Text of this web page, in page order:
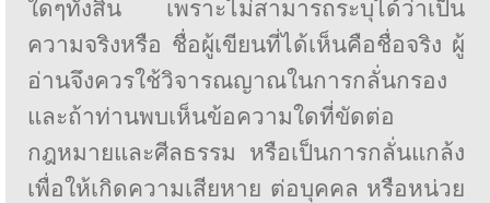
ใดๆทั้งสิ้น เพราะไม่สามารถระบุได้ว่าเป็น
ความจริงหรือ ชื่อผู้เขียนที่ได้เห็นคือชื่อจริง ผู้
อ่านจึงควรใช้วิจารณญาณในการกลั่นกรอง
และถ้าท่านพบเห็นข้อความใดที่ขัดต่อ
กฎหมายและศีลธรรม หรือเป็นการกลั่นแกล้ง
เพื่อให้เกิดความเสียหาย ต่อบุคคล หรือหน่วย